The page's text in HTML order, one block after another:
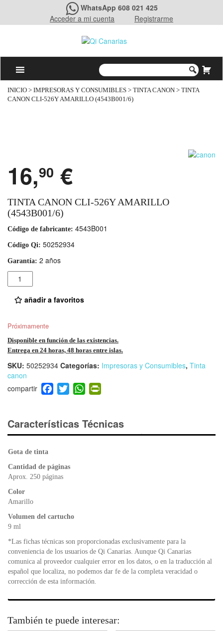
WhatsApp 608 021 425
Acceder a mi cuenta
Registrarme
INICIO > IMPRESORAS Y CONSUMIBLES > TINTA CANON > TINTA
CANON CLI-526Y AMARILLO (4543B001/6)
16,90 €
TINTA CANON CLI-526Y AMARILLO
(4543B001/6)
Código de fabricante: 4543B001
Código Qi: 50252934
Garantía: 2 años
Cantidad
añadir a favoritos
Próximamente
Disponible en función de las existencias.
Entrega en 24 horas, 48 horas entre islas.
SKU: 50252934 Categorías: Impresoras y Consumibles, Tinta
canon
F
a
e
b
k
T
wi
er
W
h
s
A
ri
e
Características Técnicas
Gota de tinta
Cantidad de páginas
Aprox. 250 páginas
Color
Amarillo
Volumen del cartucho
9 ml
*Las fichas técnicas son proporcionadas exclusivamente para la
conveniencia de los usuarios de Qi Canarias. Aunque Qi Canarias
comunica al proveedor cualquier error en los datos, o en la traducción al
español que localiza, no podemos dar fe de la completa veracidad o
corrección de esta información.
También te puede interesar: